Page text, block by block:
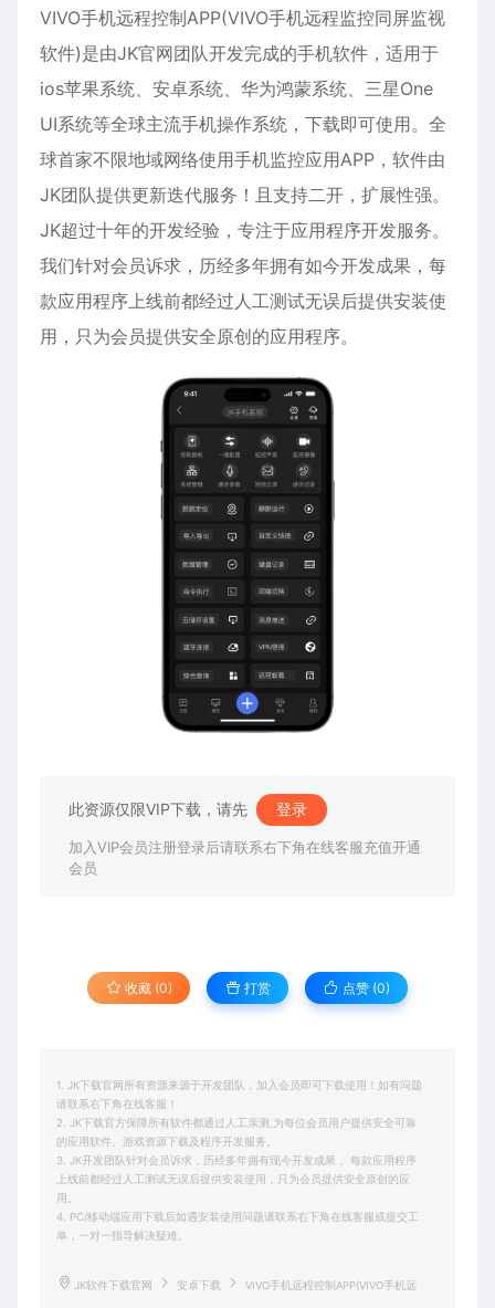
VIVO手机远程控制APP(VIVO手机远程监控同屏监视
软件)是由JK官网团队开发完成的手机软件，适用于
ios苹果系统、 安卓系统、华为鸿蒙系统、三星One
UI系统等全球主流手机操作系统，下载即可使用。全
球首家不限地域网络使用手机监控应用APP，软件由
JK团队提供更新迭代服务！且支持二开，扩展性强。
JK超过十年的开发经验，专注于应用程序开发服务。
我们针对会员诉求，历经多年拥有如今开发成果，每
款应用程序上线前都经过人工测试无误后提供安装使
用，只为会员提供安全原创的应用程序。
此资源仅限VIP下载，请先 登录
加入VIP会员注册登录后请联系右下角在线客服充值开通
会员
收藏 (0) 打赏 点赞 (0)
1. JK下载官网所有资源来源于开发团队，加入会员即可下载使用！如有问题
请联系右下角在线客服！
2. JK下载官方保障所有软件都通过人工亲测,为每位会员用户提供安全可靠
的应用软件、游戏资源下载及程序开发服务。
3. JK开发团队针对会员诉求，历经多年拥有现今开发成果， 每款应用程序
上线前都经过人工测试无误后提供安装使用，只为会员提供安全原创的应
用。
4. PC/移动端应用下载后如遇安装使用问题请联系右下角在线客服或提交工
单，一对一指导解决疑难。
JK软件下载官网 安卓下载 VIVO手机远程控制APP(VIVO手机远